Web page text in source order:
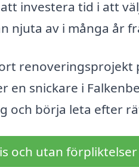
investera tid i att
njuta av i många år
renoveringsprojekt
en snickare i
och börja leta efter
och utan förpliktelser